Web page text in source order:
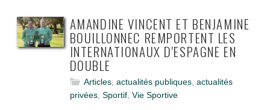
AMANDINE VINCENT ET BENJAMINE
BOUILLONNEC REMPORTENT LES
INTERNATIONAUX D'ESPAGNE EN
DOUBLE
Articles, actualités publiques, actualités
privées, Sportif, Vie Sportive